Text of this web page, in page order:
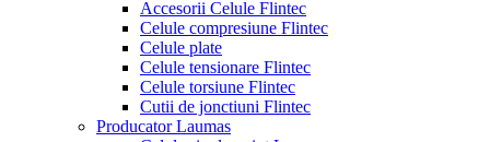
Accesorii Celule Flintec
Celule compresiune Flintec
Celule plate
Celule tensionare Flintec
Celule torsiune Flintec
Cutii de jonctiuni Flintec
Producator Laumas